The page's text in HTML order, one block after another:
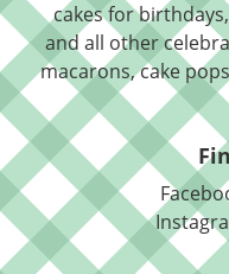
cakes for
and all other
macarons, cake